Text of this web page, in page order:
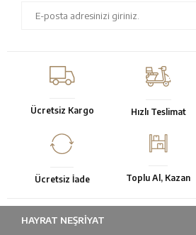
Ücretsiz Kargo Hızlı Teslimat
Ücretsiz İade Toplu Al, Kazan
HAYRAT NEŞRIYAT